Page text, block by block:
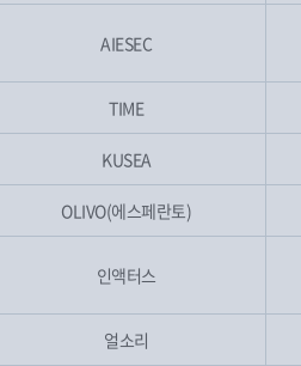
AIESEC
TIME
KUSEA
OLIVO(에스페란토)
인액터스
얼소리